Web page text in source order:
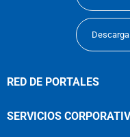
RED DE PORTALES
SERVICIOS